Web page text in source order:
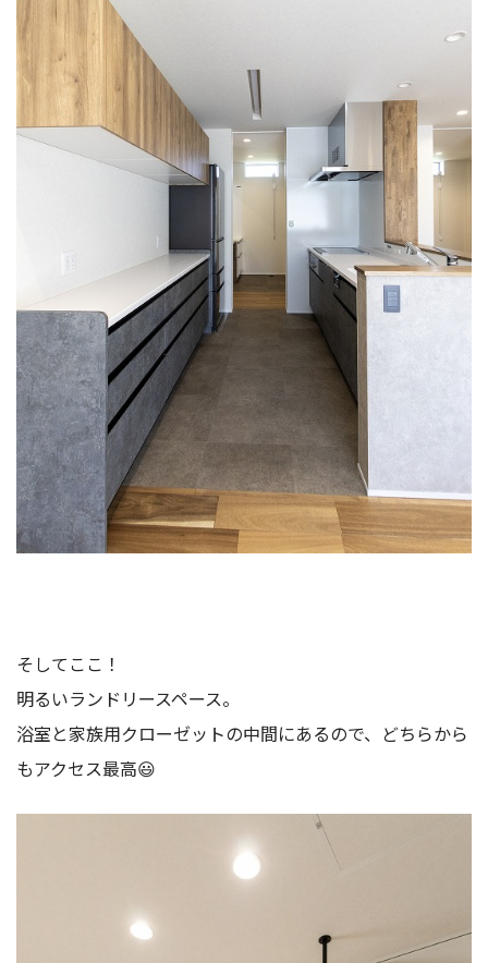
そしてここ！
明るいランドリースペース。
浴室と家族用クローゼットの中間にあるので、どちらから
もアクセス最高😃